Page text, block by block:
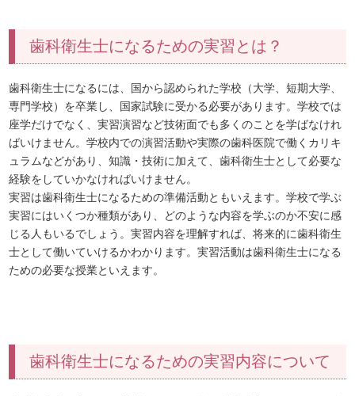
歯科衛生士になるための実習とは？
歯科衛生士になるには、国から認められた学校（大学、短期大学、
専門学校）を卒業し、国家試験に受かる必要があります。学校では
座学だけでなく、実習演習など技術面でも多くのことを学ばなけれ
ばいけません。学校内での演習活動や実際の歯科医院で働くカリキ
ュラムなどがあり、知識・技術に加えて、歯科衛生士として必要な
経験をしていかなければいけません。
実習は歯科衛生士になるための準備活動ともいえます。学校で学ぶ
実習にはいくつか種類があり、どのような内容を学ぶのか不安に感
じる人もいるでしょう。実習内容を理解すれば、将来的に歯科衛生
士として働いていけるかわかります。実習活動は歯科衛生士になる
ための必要な授業といえます。
歯科衛生士になるための実習内容について